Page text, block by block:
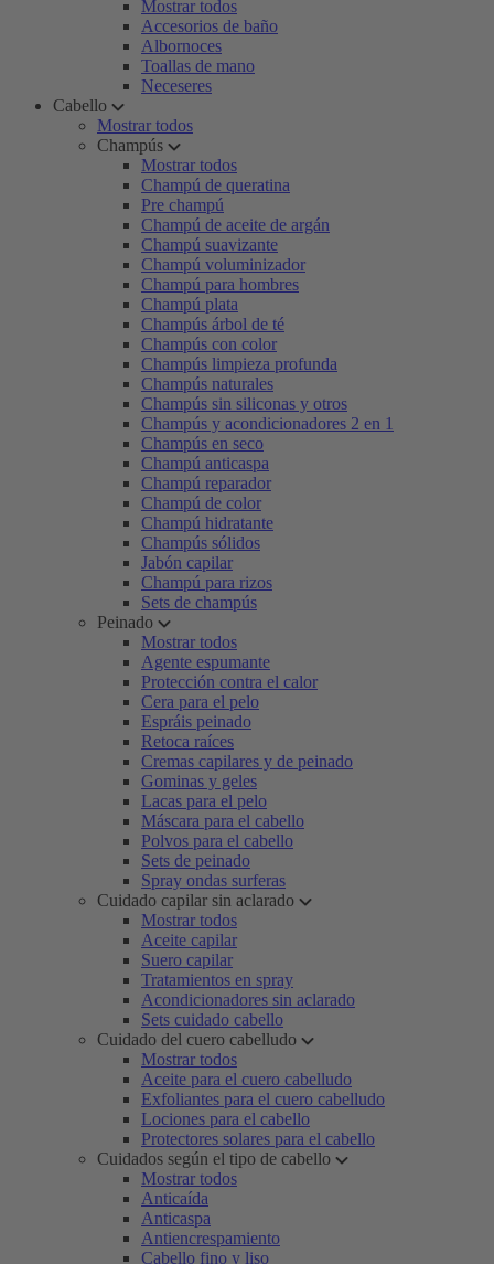
Mostrar todos
Accesorios de baño
Albornoces
Toallas de mano
Neceseres
Cabello
Mostrar todos
Champús
Mostrar todos
Champú de queratina
Pre champú
Champú de aceite de argán
Champú suavizante
Champú voluminizador
Champú para hombres
Champú plata
Champús árbol de té
Champús con color
Champús limpieza profunda
Champús naturales
Champús sin siliconas y otros
Champús y acondicionadores 2 en 1
Champús en seco
Champú anticaspa
Champú reparador
Champú de color
Champú hidratante
Champús sólidos
Jabón capilar
Champú para rizos
Sets de champús
Peinado
Mostrar todos
Agente espumante
Protección contra el calor
Cera para el pelo
Espráis peinado
Retoca raíces
Cremas capilares y de peinado
Gominas y geles
Lacas para el pelo
Máscara para el cabello
Polvos para el cabello
Sets de peinado
Spray ondas surferas
Cuidado capilar sin aclarado
Mostrar todos
Aceite capilar
Suero capilar
Tratamientos en spray
Acondicionadores sin aclarado
Sets cuidado cabello
Cuidado del cuero cabelludo
Mostrar todos
Aceite para el cuero cabelludo
Exfoliantes para el cuero cabelludo
Lociones para el cabello
Protectores solares para el cabello
Cuidados según el tipo de cabello
Mostrar todos
Anticaída
Anticaspa
Antiencrespamiento
Cabello fino y liso